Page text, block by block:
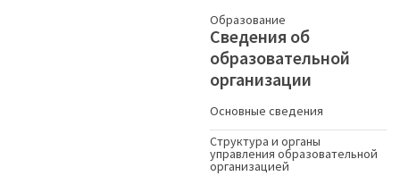
Образование
Сведения об
образовательной
организации
Основные сведения
Структура и органы
управления образовательной
организацией